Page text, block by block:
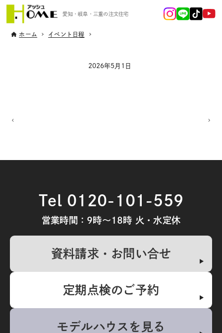
愛知・岐阜・三重の注文住宅
ホーム イベント日程
2026年5月1日
Tel 0120-101-559
営業時間：9時～18時 火・水定休
資料請求・お問い合せ
定期点検のご予約
モデルハウスを見る